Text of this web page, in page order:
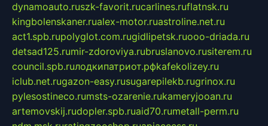
dynamoauto.ruszk-favorit.rucarlines.ruflatnsk.ru
kingbolenskaner.rualex-motor.ruastroline.net.ru
act1.spb.rupolyglot.com.rugidlipetsk.ruooo-driada.ru
detsad125.rumir-zdoroviya.rubruslanovo.rusiterem.ru
council.spb.ruлодкипатриот.рфkafekolizey.ru
iclub.net.rugazon-easy.rusugarepilekb.rugrinox.ru
pylesostineco.rumsts-ozarenie.rukameryjooan.ru
artemovskij.rudopler.spb.ruaid70.rumetall-perm.ru